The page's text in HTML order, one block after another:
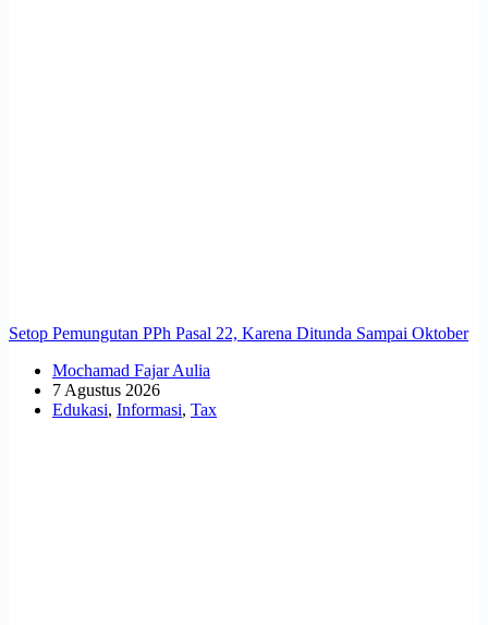
Setop Pemungutan PPh Pasal 22, Karena Ditunda Sampai Oktober
Mochamad Fajar Aulia
7 Agustus 2026
Edukasi, Informasi, Tax